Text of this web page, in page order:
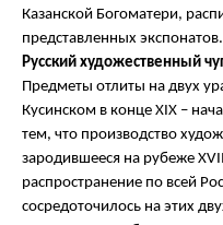
Казанской Богоматери,
представленных экспонатов.
Русский художественный
Предметы отлиты на двух
Кусинском в конце XIX –
тем, что производство
зародившееся на рубеже
распространение по всей
сосредоточилось на этих